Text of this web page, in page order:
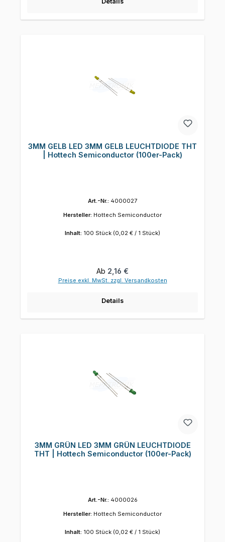
3MM GELB LED 3MM GELB LEUCHTDIODE THT
| Hottech Semiconductor (100er-Pack)
Art.-Nr.: 4000027
Hersteller: Hottech Semiconductor
Inhalt: 100 Stück (0,02 € / 1 Stück)
Regulärer Preis:
Ab 2,16 €
Preise exkl. MwSt. zzgl. Versandkosten
Details
3MM GRÜN LED 3MM GRÜN LEUCHTDIODE
THT | Hottech Semiconductor (100er-Pack)
Art.-Nr.: 4000026
Hersteller: Hottech Semiconductor
Inhalt: 100 Stück (0,02 € / 1 Stück)